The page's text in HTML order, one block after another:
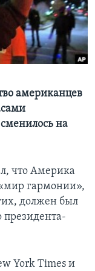
американцев
на
что Америка
гармонии»,
должен был
президента-
York Times и